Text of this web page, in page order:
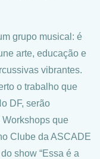
grupo musical: é
arte, educação e
vibrantes.
o trabalho que
DF, serão
que
Clube da ASCADE
show “Essa é a